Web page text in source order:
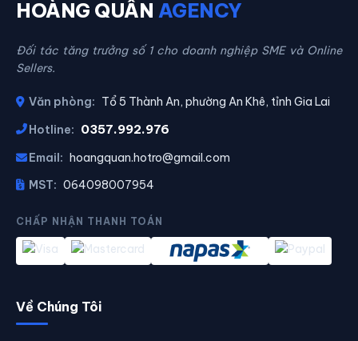
HOÀNG QUÂN AGENCY
Đối tác tăng trưởng số 1 cho doanh nghiệp SME và Online
Sellers.
Văn phòng: Tổ 5 Thành An, phường An Khê, tỉnh Gia Lai
Hotline: 0357.992.976
Email:
hoangquan.hotro@gmail.com
MST: 064098007954
CHẤP NHẬN THANH TOÁN
Về Chúng Tôi